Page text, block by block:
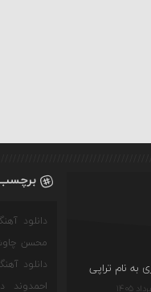
نام تراپی
دانلود
محسن
دانلود
احمدوند